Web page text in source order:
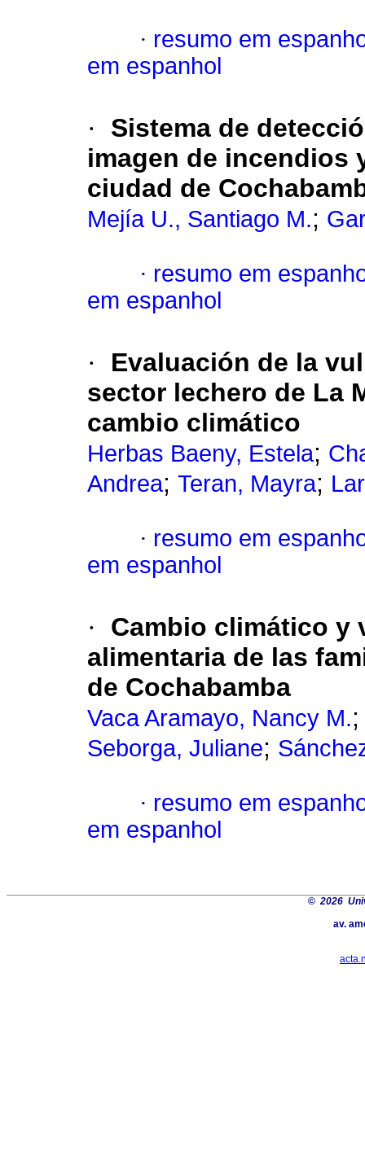
· resumo em
em espanhol
·
Sistema de
imagen de incendios
ciudad de
Mejía U., Santiago M.;
· resumo em
em espanhol
·
Evaluación de la
sector lechero de La
cambio climático
Herbas Baeny, Estela;
Andrea; Teran, Mayra;
· resumo em
em espanhol
·
Cambio climático y
alimentaria de las
de Cochabamba
Vaca Aramayo, Nancy M.
Seborga, Juliane;
· resumo em
em espanhol
©2026
av.